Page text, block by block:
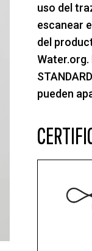
uso del
escanear
del
pueden